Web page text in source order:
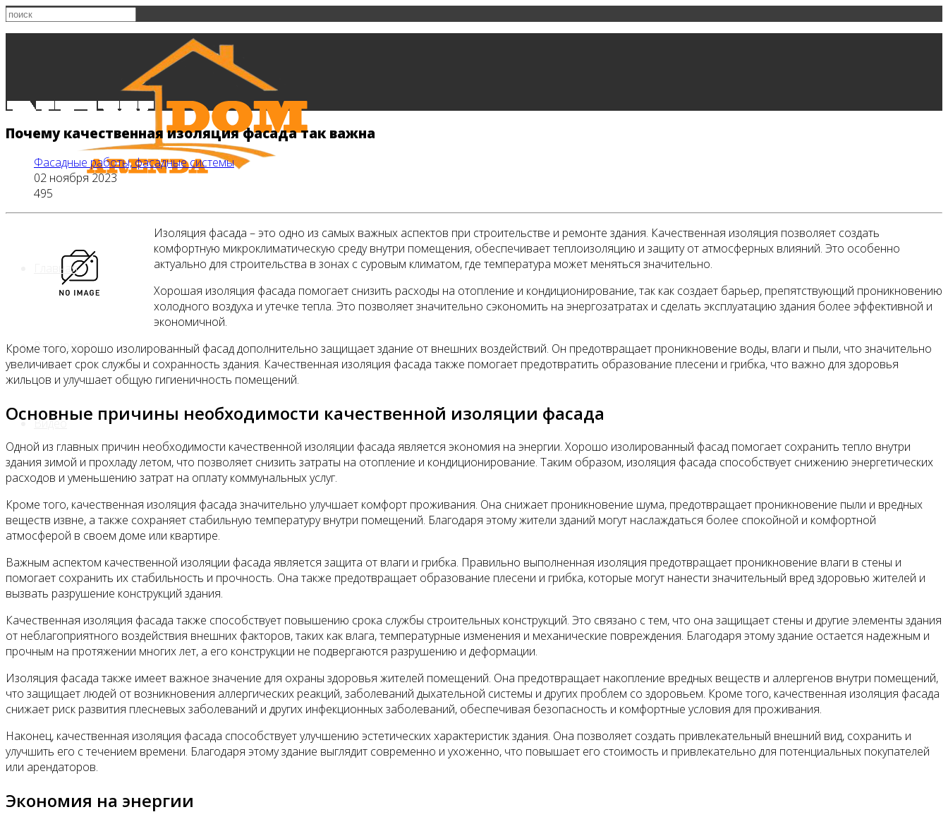
Главная
Все новости
Видео
Почему качественная изоляция фасада так важна
Фасадные работы, фасадные системы
02 ноября 2023
495
Изоляция фасада – это одно из самых важных аспектов при строительстве и ремонте здания. Качественная изоляция позволяет создать
комфортную микроклиматическую среду внутри помещения, обеспечивает теплоизоляцию и защиту от атмосферных влияний. Это особенно
актуально для строительства в зонах с суровым климатом, где температура может меняться значительно.
Хорошая изоляция фасада помогает снизить расходы на отопление и кондиционирование, так как создает барьер, препятствующий проникновению
холодного воздуха и утечке тепла. Это позволяет значительно сэкономить на энергозатратах и сделать эксплуатацию здания более эффективной и
экономичной.
Кроме того, хорошо изолированный фасад дополнительно защищает здание от внешних воздействий. Он предотвращает проникновение воды, влаги и пыли, что значительно
увеличивает срок службы и сохранность здания. Качественная изоляция фасада также помогает предотвратить образование плесени и грибка, что важно для здоровья
жильцов и улучшает общую гигиеничность помещений.
Основные причины необходимости качественной изоляции фасада
Одной из главных причин необходимости качественной изоляции фасада является экономия на энергии. Хорошо изолированный фасад помогает сохранить тепло внутри
здания зимой и прохладу летом, что позволяет снизить затраты на отопление и кондиционирование. Таким образом, изоляция фасада способствует снижению энергетических
расходов и уменьшению затрат на оплату коммунальных услуг.
Кроме того, качественная изоляция фасада значительно улучшает комфорт проживания. Она снижает проникновение шума, предотвращает проникновение пыли и вредных
веществ извне, а также сохраняет стабильную температуру внутри помещений. Благодаря этому жители зданий могут наслаждаться более спокойной и комфортной
атмосферой в своем доме или квартире.
Важным аспектом качественной изоляции фасада является защита от влаги и грибка. Правильно выполненная изоляция предотвращает проникновение влаги в стены и
помогает сохранить их стабильность и прочность. Она также предотвращает образование плесени и грибка, которые могут нанести значительный вред здоровью жителей и
вызвать разрушение конструкций здания.
Качественная изоляция фасада также способствует повышению срока службы строительных конструкций. Это связано с тем, что она защищает стены и другие элементы здания
от неблагоприятного воздействия внешних факторов, таких как влага, температурные изменения и механические повреждения. Благодаря этому здание остается надежным и
прочным на протяжении многих лет, а его конструкции не подвергаются разрушению и деформации.
Изоляция фасада также имеет важное значение для охраны здоровья жителей помещений. Она предотвращает накопление вредных веществ и аллергенов внутри помещений,
что защищает людей от возникновения аллергических реакций, заболеваний дыхательной системы и других проблем со здоровьем. Кроме того, качественная изоляция фасада
снижает риск развития плесневых заболеваний и других инфекционных заболеваний, обеспечивая безопасность и комфортные условия для проживания.
Наконец, качественная изоляция фасада способствует улучшению эстетических характеристик здания. Она позволяет создать привлекательный внешний вид, сохранить и
улучшить его с течением времени. Благодаря этому здание выглядит современно и ухоженно, что повышает его стоимость и привлекательно для потенциальных покупателей
или арендаторов.
Экономия на энергии